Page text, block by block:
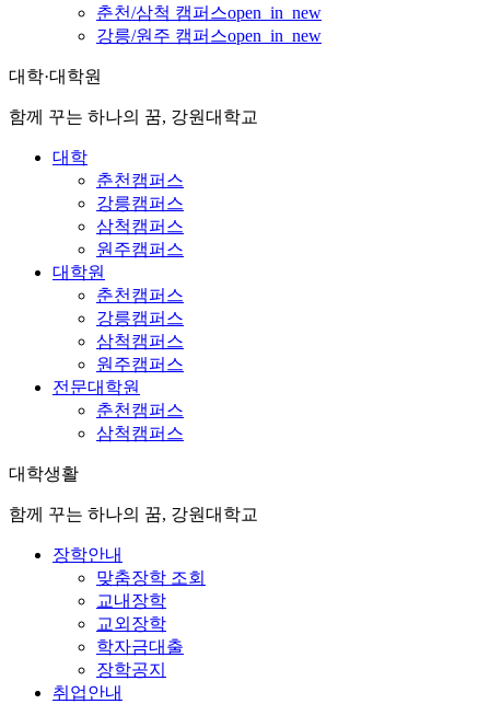
춘천/삼척 캠퍼스open_in_new
강릉/원주 캠퍼스open_in_new
대학·대학원
함께 꾸는 하나의 꿈, 강원대학교
대학
춘천캠퍼스
강릉캠퍼스
삼척캠퍼스
원주캠퍼스
대학원
춘천캠퍼스
강릉캠퍼스
삼척캠퍼스
원주캠퍼스
전문대학원
춘천캠퍼스
삼척캠퍼스
대학생활
함께 꾸는 하나의 꿈, 강원대학교
장학안내
맞춤장학 조회
교내장학
교외장학
학자금대출
장학공지
취업안내